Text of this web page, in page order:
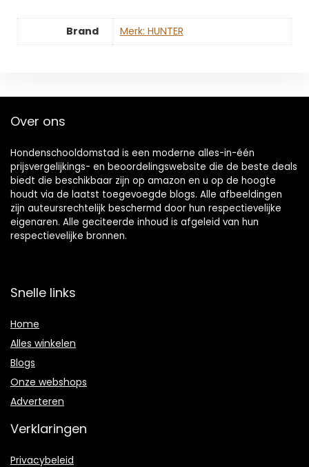
Brand Merk: HUNTER
Over ons
Hondenschooldomstad is een moderne alles-in-één
prijsvergelijkings- en beoordelingswebsite die de beste deals
biedt die beschikbaar zijn op amazon en u op de hoogte
houdt via de laatst toegevoegde blogs. Alle afbeeldingen
zijn auteursrechtelijk beschermd door hun respectievelijke
eigenaren. Alle geciteerde inhoud is afgeleid van hun
respectievelijke bronnen.
Snelle links
Home
Alles winkelen
Blogs
Onze webshops
Adverteren
Verklaringen
Privacybeleid